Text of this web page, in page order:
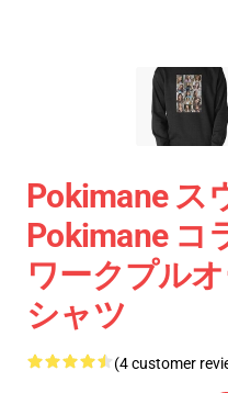
Pokimane ス
Pokimane コ
ワークプル
シャツ
(4 customer